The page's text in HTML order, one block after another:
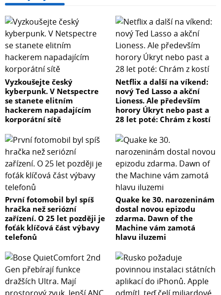
Vyzkoušejte český
kyberpunk. V Netspectre
se stanete elitním
hackerem napadajícím
korporátní sítě
Netflix a další na víkend:
nový Ted Lasso a akční
Lioness. Ale především
horory Úkryt nebo past a
28 let poté: Chrám z kostí
První fotomobil byl spíš
hračka než seriózní
zařízení. O 25 let později je
foťák klíčová část výbavy
telefonů
Quake ke 30. narozeninám
dostal novou epizodu
zdarma. Dawn of the
Machine vám zamotá
hlavu iluzemi